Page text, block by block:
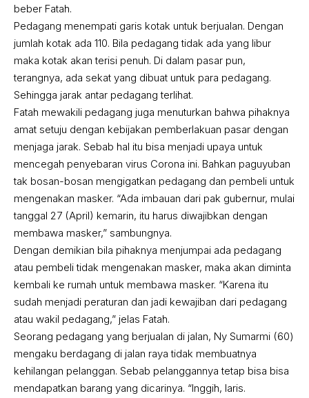
beber Fatah.
Pedagang menempati garis kotak untuk berjualan. Dengan
jumlah kotak ada 110. Bila pedagang tidak ada yang libur
maka kotak akan terisi penuh. Di dalam pasar pun,
terangnya, ada sekat yang dibuat untuk para pedagang.
Sehingga jarak antar pedagang terlihat.
Fatah mewakili pedagang juga menuturkan bahwa pihaknya
amat setuju dengan kebijakan pemberlakuan pasar dengan
menjaga jarak. Sebab hal itu bisa menjadi upaya untuk
mencegah penyebaran virus Corona ini. Bahkan paguyuban
tak bosan-bosan mengigatkan pedagang dan pembeli untuk
mengenakan masker. “Ada imbauan dari pak gubernur, mulai
tanggal 27 (April) kemarin, itu harus diwajibkan dengan
membawa masker,” sambungnya.
Dengan demikian bila pihaknya menjumpai ada pedagang
atau pembeli tidak mengenakan masker, maka akan diminta
kembali ke rumah untuk membawa masker. “Karena itu
sudah menjadi peraturan dan jadi kewajiban dari pedagang
atau wakil pedagang,” jelas Fatah.
Seorang pedagang yang berjualan di jalan, Ny Sumarmi (60)
mengaku berdagang di jalan raya tidak membuatnya
kehilangan pelanggan. Sebab pelanggannya tetap bisa bisa
mendapatkan barang yang dicarinya. “Inggih, laris.